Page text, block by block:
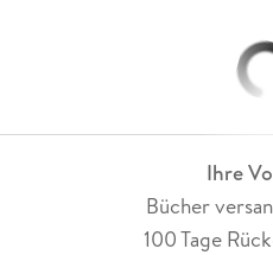
Ihre
Bücher
100 Tage